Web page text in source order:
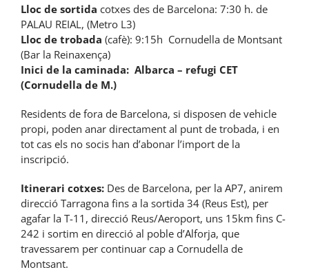
Lloc de sortida cotxes des de Barcelona: 7:30 h. de
PALAU REIAL, (Metro L3)
Lloc de trobada (cafè): 9:15h Cornudella de Montsant
(Bar la Reinaxença)
Inici de la caminada: Albarca – refugi CET
(Cornudella de M.)
Residents de fora de Barcelona, si disposen de vehicle
propi, poden anar directament al punt de trobada, i en
tot cas els no socis han d’abonar l’import de la
inscripció.
Itinerari cotxes: Des de Barcelona, per la AP7, anirem
direcció Tarragona fins a la sortida 34 (Reus Est), per
agafar la T-11, direcció Reus/Aeroport, uns 15km fins C-
242 i sortim en direcció al poble d’Alforja, que
travessarem per continuar cap a Cornudella de
Montsant.